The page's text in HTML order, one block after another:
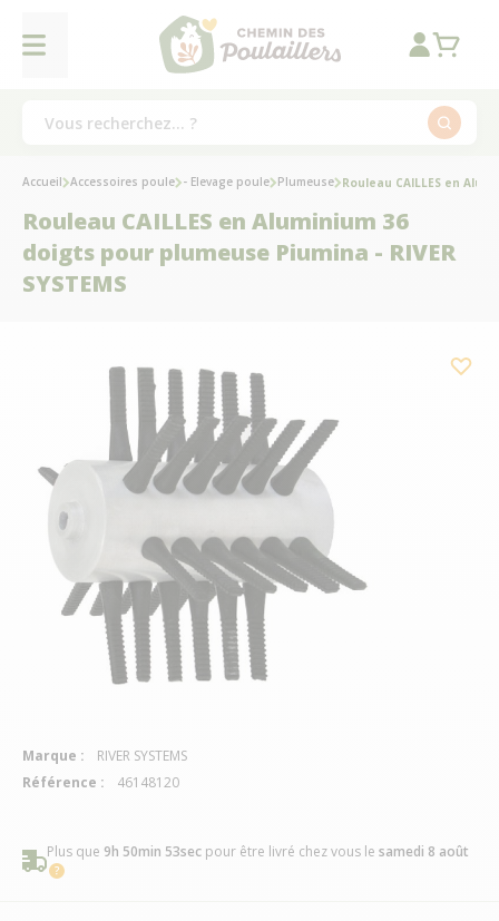
Plus que 9h 50min 53sec pour être livré chez vous le samedi 8 août
Accueil Accessoires poule - Elevage poule Plumeuse Rouleau CAILLES en
Rouleau CAILLES en Aluminium 36
doigts pour plumeuse Piumina - RIVER
SYSTEMS
Marque :
RIVER SYSTEMS
Référence :
46148120